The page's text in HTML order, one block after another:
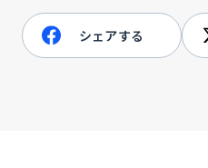
シェアする